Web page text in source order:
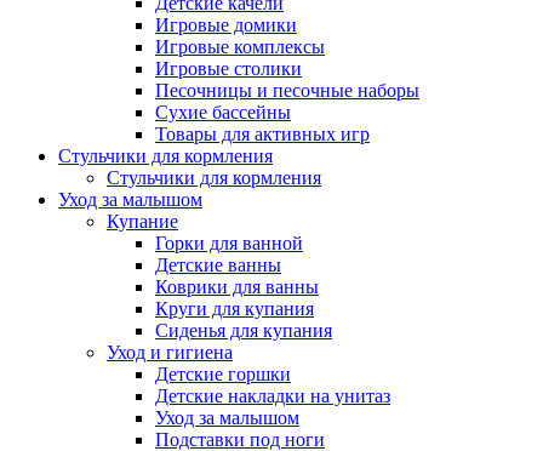
Игровые домики
Игровые комплексы
Игровые столики
Песочницы и песочные наборы
Сухие бассейны
Товары для активных игр
Стульчики для кормления
Стульчики для кормления
Уход за малышом
Купание
Горки для ванной
Детские ванны
Коврики для ванны
Круги для купания
Сиденья для купания
Уход и гигиена
Детские горшки
Детские накладки на унитаз
Уход за малышом
Подставки под ноги